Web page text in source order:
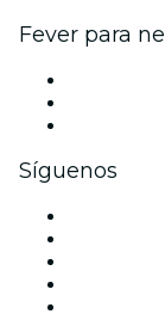
Fever para
Síguenos